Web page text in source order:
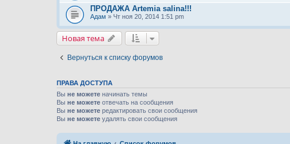
ПРОДАЖА Artemia salina!!!
Адам » Чт ноя 20, 2014 1:51 pm
Новая тема
Вернуться к списку форумов
ПРАВА ДОСТУПА
Вы не можете начинать темы
Вы не можете отвечать на сообщения
Вы не можете редактировать свои сообщения
Вы не можете удалять свои сообщения